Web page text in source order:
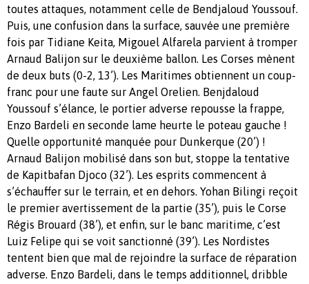
toutes attaques, notamment celle de Bendjaloud Youssouf.
Puis, une confusion dans la surface, sauvée une première
fois par Tidiane Keita, Migouel Alfarela parvient à tromper
Arnaud Balijon sur le deuxième ballon. Les Corses mènent
de deux buts (0-2, 13’). Les Maritimes obtiennent un coup-
franc pour une faute sur Angel Orelien. Benjdaloud
Youssouf s’élance, le portier adverse repousse la frappe,
Enzo Bardeli en seconde lame heurte le poteau gauche !
Quelle opportunité manquée pour Dunkerque (20’) !
Arnaud Balijon mobilisé dans son but, stoppe la tentative
de Kapitbafan Djoco (32’). Les esprits commencent à
s’échauffer sur le terrain, et en dehors. Yohan Bilingi reçoit
le premier avertissement de la partie (35’), puis le Corse
Régis Brouard (38’), et enfin, sur le banc maritime, c’est
Luiz Felipe qui se voit sanctionné (39’). Les Nordistes
tentent bien que mal de rejoindre la surface de réparation
adverse. Enzo Bardeli, dans le temps additionnel, dribble